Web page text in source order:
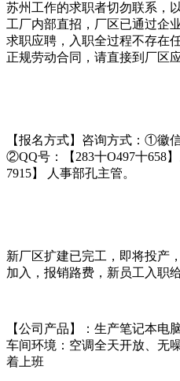
苏州工作的求职者切勿联系，
工厂内部直招，厂区已通过企
求职应聘，入职全过程不存在
正规劳动合同，请直接到厂区应
【报名方式】咨询方式：①徽
②QQ号：【283十O497十658
7915】 人事部孔主管。
新厂区扩建已完工，即将投产
加入，报销路费，新员工入职
【公司产品】：生产笔记本电
车间环境：空调全天开放、无
着上班